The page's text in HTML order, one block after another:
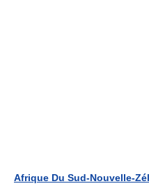
Afrique Du Sud-Nouvelle-